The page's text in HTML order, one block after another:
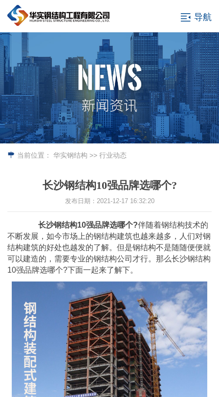
导航
当前位置： 华实钢结构 >> 行业动态
长沙钢结构10强品牌选哪个?
发布日期：2021-12-17 16:32:20
长沙钢结构10强品牌选哪个?伴随着钢结构技术的
不断发展，如今市场上的钢结构建筑也越来越多，人们对钢
结构建筑的好处也越发的了解。但是钢结构不是随随便便就
可以建造的，需要专业的钢结构公司才行。那么长沙钢结构
10强品牌选哪个?下面一起来了解下。